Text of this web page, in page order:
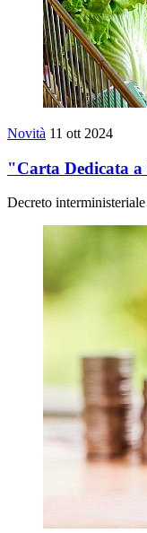
Novità 11 ott 2024
"Carta Dedicata a
Decreto